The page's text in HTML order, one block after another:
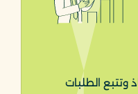
وتتبع الطلبات